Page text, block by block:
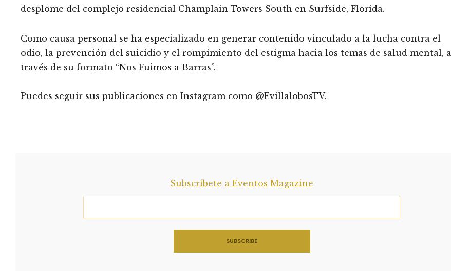
desplome del complejo residencial Champlain Towers South en Surfside, Florida.
Como causa personal se ha especializado en generar contenido vinculado a la lucha contra el
odio, la prevención del suicidio y el rompimiento del estigma hacia los temas de salud mental, a
través de su formato “Nos Fuimos a Barras”.
Puedes seguir sus publicaciones en Instagram como @EvillalobosTV.
Subscríbete a Eventos Magazine